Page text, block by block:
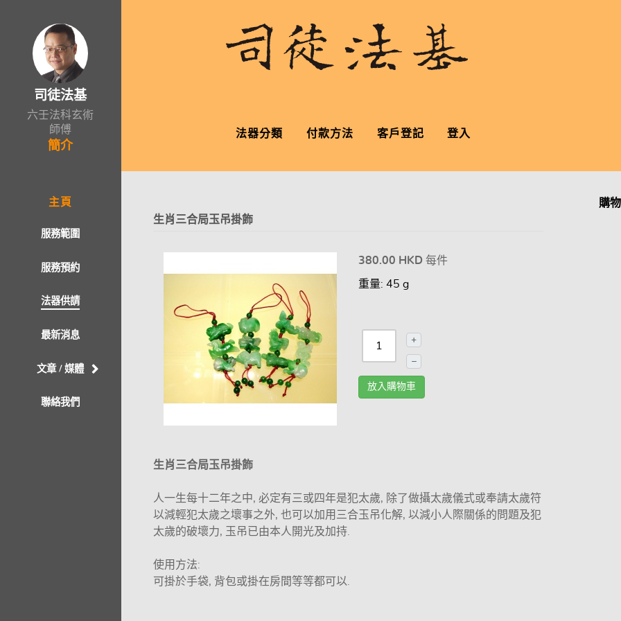
司徒法基
六壬法科玄術
師傅
簡介
主頁
服務範圍
服務預約
法器供請
最新消息
文章 / 媒體
聯絡我們
法器分類 付款方法 客戶登記 登入
生肖三合局玉吊掛飾
380.00 HKD 每件
重量: 45 g
+
–
放入購物車
生肖三合局玉吊掛飾
人一生每十二年之中, 必定有三或四年是犯太歲, 除了做攝太歲儀式或奉請太歲符
以減輕犯太歲之壞事之外, 也可以加用三合玉吊化解, 以減小人際關係的問題及犯
太歲的破壞力, 玉吊已由本人開光及加持.
使用方法:
可掛於手袋, 背包或掛在房間等等都可以.
購